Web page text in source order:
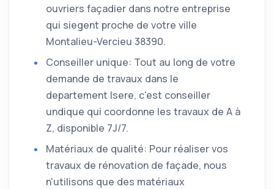
ouvriers façadier dans notre entreprise
qui siegent proche de votre ville
Montalieu-Vercieu 38390.
Conseiller unique: Tout au long de votre
demande de travaux dans le
departement Isere, c'est conseiller
undique qui coordonne les travaux de A à
Z, disponible 7J/7.
Matériaux de qualité: Pour réaliser vos
travaux de rénovation de façade, nous
n'utilisons que des matériaux